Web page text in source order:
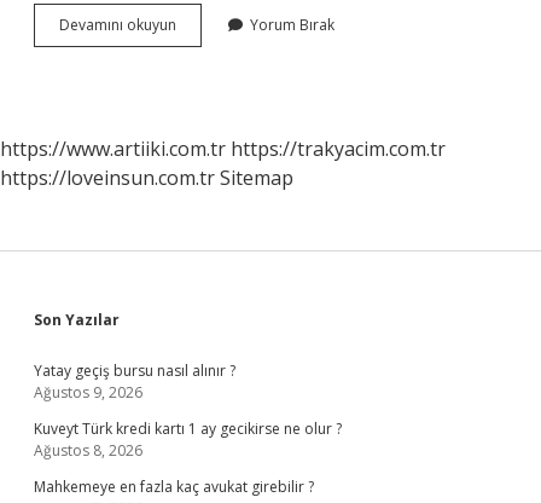
Devamını okuyun
Nedir
Yorum Bırak
https://www.artiiki.com.tr https://trakyacim.com.tr
https://loveinsun.com.trSitemap
Sidebar
Son Yazılar
Yatay geçiş bursu nasıl alınır ?
Ağustos 9, 2026
Kuveyt Türk kredi kartı 1 ay gecikirse ne olur ?
Ağustos 8, 2026
Mahkemeye en fazla kaç avukat girebilir ?